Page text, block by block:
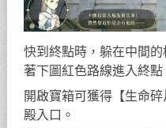
快到終點時，躲在中間
著下圖紅色路線進入終點
開啟寶箱可獲得【生命
殿入口。